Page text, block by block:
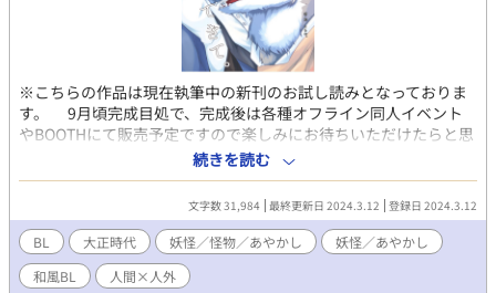
※こちらの作品は現在執筆中の新刊のお試し読みとなっておりま
す。 9月頃完成目処で、完成後は各種オフライン同人イベント
やBOOTHにて販売予定ですので楽しみにお待ちいただけたらと思
います。 【ジャンル】 人間×怪異 / 人間攻め / 異種間恋愛 / 無
理やり / 大正時代 / 和風ローファンタジー 【あらすじ】 時は大
正。 とある士族の下男として働く「篠木 統」はひょんなことか
ら不審な虚無僧に追いかけ回される。 深編笠を脱いだそいつは
牙をぎらりと光らせ、鋭い爪で統へ襲いかかった。 「ようやっと
逢えたなァ、御前様」 この不穏な邂逅が統の人生を、存在意義
を、浮き彫りにさせていく。
続きを読む
文字数 31,984 最終更新日 2024.3.12 登録日 2024.3.12
BL 大正時代 妖怪／怪物／あやかし
妖怪／あやかし
和風BL
人間×人外